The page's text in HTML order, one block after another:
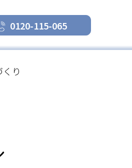
0120-115-065
り